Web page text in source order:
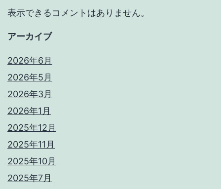
表示できるコメントはありません。
アーカイブ
2026年6月
2026年5月
2026年3月
2026年1月
2025年12月
2025年11月
2025年10月
2025年7月